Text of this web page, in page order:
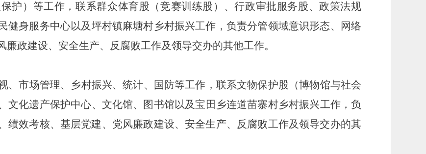
护 ） 等工作，联系群众体育股（竞赛训练股）、行政审批服务股、政策法规
健身服务中心以及 坪村镇麻塘村乡村振兴工作，负责分管领域意识形态、网络
廉政建设、安全生产、 反腐败工作及领导交办的其他工作。
、市场管理、
乡村振兴、统计、国防等工作，联系文物保护股（博物馆与社会
文化遗产保护中心、 文化馆、图书馆以及 宝田乡连道苗寨村乡村振兴工作，负
绩效考核、基层党建、党风廉政建设、安全生产、 反腐败工作及领导交办的其